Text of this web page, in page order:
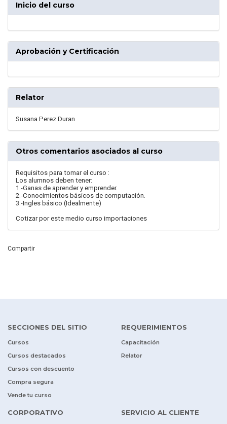
Inicio del curso
Aprobación y Certificación
Relator
Susana Perez Duran
Otros comentarios asociados al curso
Requisitos para tomar el curso :
Los alumnos deben tener:
1.-Ganas de aprender y emprender.
2.-Conocimientos básicos de computación.
3.-Ingles básico (Idealmente)
Cotizar por este medio curso importaciones
Compartir
SECCIONES DEL SITIO
Cursos
Cursos destacados
Cursos con descuento
Compra segura
Vende tu curso
REQUERIMIENTOS
Capacitación
Relator
CORPORATIVO SERVICIO AL CLIENTE